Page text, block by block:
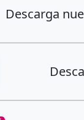
Descarga